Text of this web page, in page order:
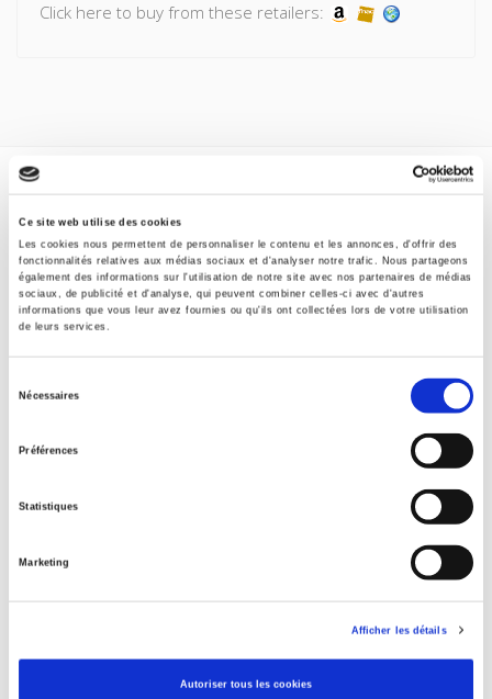
Ce site web utilise des cookies
Les cookies nous permettent de personnaliser le contenu et les annonces, d'offrir des
fonctionnalités relatives aux médias sociaux et d'analyser notre trafic. Nous partageons
également des informations sur l'utilisation de notre site avec nos partenaires de médias
sociaux, de publicité et d'analyse, qui peuvent combiner celles-ci avec d'autres
informations que vous leur avez fournies ou qu'ils ont collectées lors de votre utilisation
de leurs services.
Nécessaires
Préférences
Statistiques
Marketing
Afficher les détails
Autoriser tous les cookies
Click here to buy from these retailers:
Formats
Contents
Presses de Sciences Po
Frédéric Viguier
Académique
Language
Publisher Category